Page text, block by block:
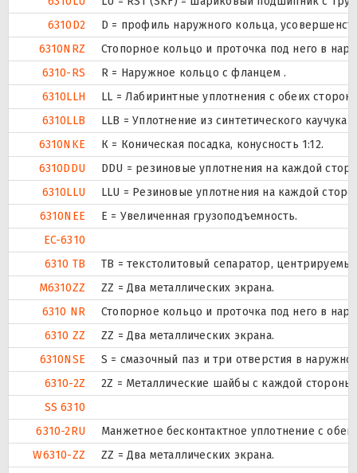
6310D2
D = профиль наружного кольца,
6310NRZ
Стопорное кольцо и проточка под него в
6310-RS
R = Наружное кольцо с фланцем .
6310LLH
LL = Лабиринтные уплотнения с обеих
6310LLB
LLB = Уплотнение из синтетического каучука
6310NKE
К = Коническая посадка, конусность 1:12.
6310DDU
DDU = резиновые уплотнения на каждой
6310LLU
LLU = Резиновые уплотнения на каждой
6310NEE
Е = Увеличенная грузоподъемность.
EC-6310
6310 TB
ТВ = текстолитовый сепаратор,
M6310ZZ
ZZ = Два металлических экрана.
6310 NR
Стопорное кольцо и проточка под него в
6310 ZZ
ZZ = Два металлических экрана.
6310NSE
S = смазочный паз и три отверстия в
6310-2Z
2Z = Металлические шайбы с каждой
SS 6310
6310-2RU
Манжетное бесконтактное уплотнение с
W6310-ZZ
ZZ = Два металлических экрана.